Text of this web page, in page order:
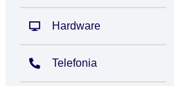
Hardware
Telefonia